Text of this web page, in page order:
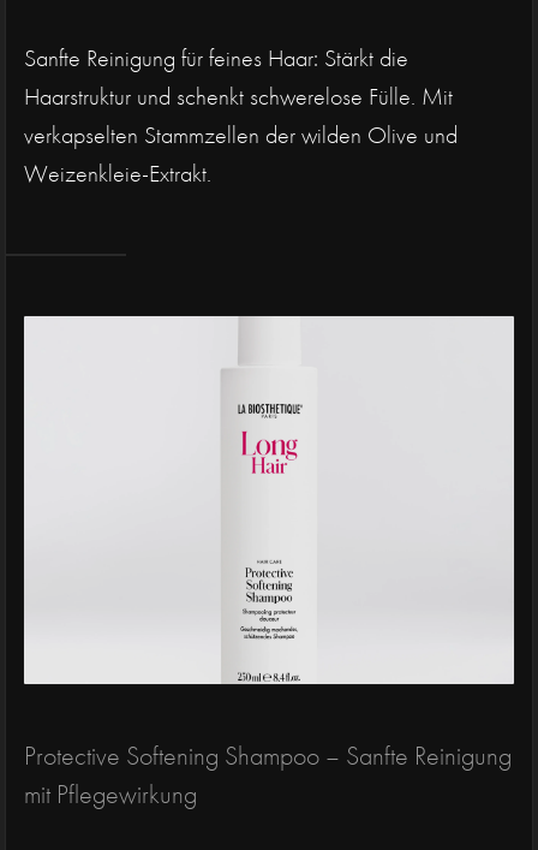
Sanfte Reinigung für feines Haar: Stärkt die
Haarstruktur und schenkt schwerelose Fülle. Mit
verkapselten Stammzellen der wilden Olive und
Weizenkleie-Extrakt.
Protective Softening Shampoo – Sanfte Reinigung
mit Pflegewirkung